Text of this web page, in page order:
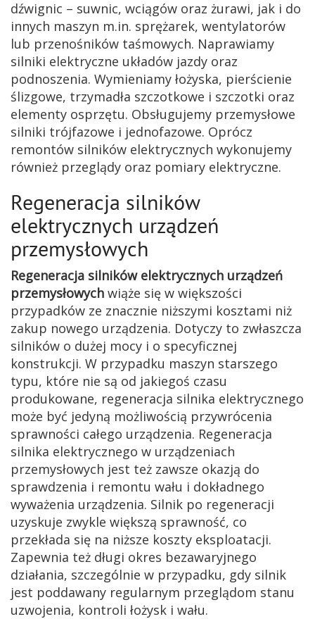
dźwignic – suwnic, wciągów oraz żurawi, jak i do
innych maszyn m.in. sprężarek, wentylatorów
lub przenośników taśmowych. Naprawiamy
silniki elektryczne układów jazdy oraz
podnoszenia. Wymieniamy łożyska, pierścienie
ślizgowe, trzymadła szczotkowe i szczotki oraz
elementy osprzętu. Obsługujemy przemysłowe
silniki trójfazowe i jednofazowe. Oprócz
remontów silników elektrycznych wykonujemy
również przeglądy oraz pomiary elektryczne.
Regeneracja silników
elektrycznych urządzeń
przemysłowych
Regeneracja silników elektrycznych urządzeń
przemysłowych wiąże się w większości
przypadków ze znacznie niższymi kosztami niż
zakup nowego urządzenia. Dotyczy to zwłaszcza
silników o dużej mocy i o specyficznej
konstrukcji. W przypadku maszyn starszego
typu, które nie są od jakiegoś czasu
produkowane, regeneracja silnika elektrycznego
może być jedyną możliwością przywrócenia
sprawności całego urządzenia. Regeneracja
silnika elektrycznego w urządzeniach
przemysłowych jest też zawsze okazją do
sprawdzenia i remontu wału i dokładnego
wyważenia urządzenia. Silnik po regeneracji
uzyskuje zwykle większą sprawność, co
przekłada się na niższe koszty eksploatacji.
Zapewnia też długi okres bezawaryjnego
działania, szczególnie w przypadku, gdy silnik
jest poddawany regularnym przeglądom stanu
uzwojenia, kontroli łożysk i wału.